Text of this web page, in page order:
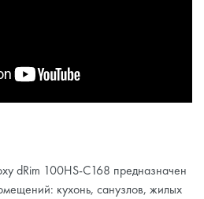
dRim 100HS-C168 предназначен
кухонь, санузлов, жилых